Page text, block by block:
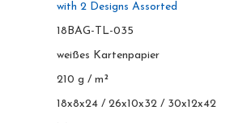
with 2 Designs Assorted
18BAG-TL-035
weißes Kartenpapier
210 g / m²
18x8x24 / 26x10x32 / 30x12x42